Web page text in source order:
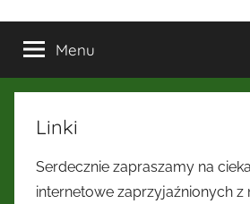
Stowarzyszenie
Rodzin
Osadników
Wojskowych
Menu
Linki
Serdecznie zapraszamy na
internetowe zaprzyjaźnionych z